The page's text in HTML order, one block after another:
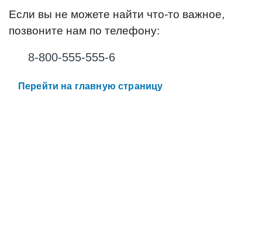
Если вы не можете найти что-то важное,
позвоните нам по телефону:
8-800-555-555-6
Перейти на главную страницу